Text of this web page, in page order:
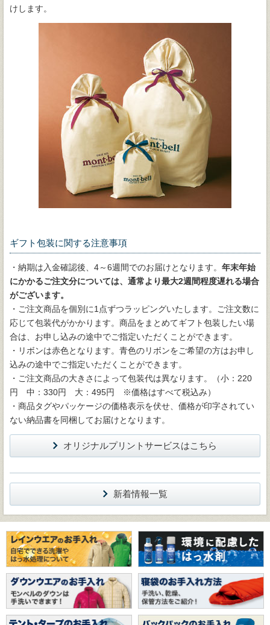
けします。
ギフト包装に関する注意事項
・納期は入金確認後、4～6週間でのお届けとなります。 年末年始
にかかるご注文分については、通常より最大2週間程度遅れる場合
がございます。
・ご注文商品を個別に1点ずつラッピングいたします。ご注文数に
応じて包装代がかかります。商品をまとめてギフト包装したい場
合は、お申し込みの途中でご指定いただくことができます。
・リボンは赤色となります。青色のリボンをご希望の方はお申し
込みの途中でご指定いただくことができます。
・ご注文商品の大きさによって包装代は異なります。（小：220
円 中：330円 大：495円 ※価格はすべて税込み）
・商品タグやパッケージの価格表示を伏せ、価格が印字されてい
ない納品書を同梱してお届けとなります。
オリジナルプリントサービスはこちら
新着情報一覧